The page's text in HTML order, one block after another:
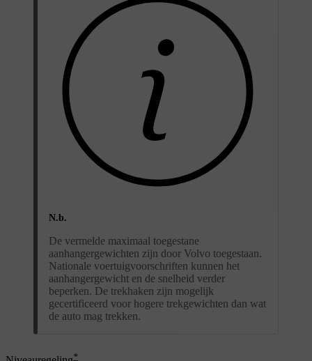
N.b.
De vermelde maximaal toegestane
aanhangergewichten zijn door Volvo toegestaan.
Nationale voertuigvoorschriften kunnen het
aanhangergewicht en de snelheid verder
beperken. De trekhaken zijn mogelijk
gecertificeerd voor hogere trekgewichten dan wat
de auto mag trekken.
*